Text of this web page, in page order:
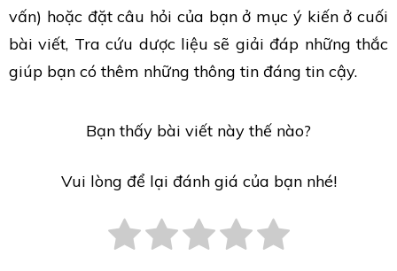
vấn) hoặc đặt câu hỏi của bạn ở mục ý kiến ở cuối
bài viết, Tra cứu dược liệu sẽ giải đáp những thắc
giúp bạn có thêm những thông tin đáng tin cậy.
Bạn thấy bài viết này thế nào?
Vui lòng để lại đánh giá của bạn nhé!